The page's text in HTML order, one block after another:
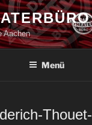
Aachen
Menü
Thouet-